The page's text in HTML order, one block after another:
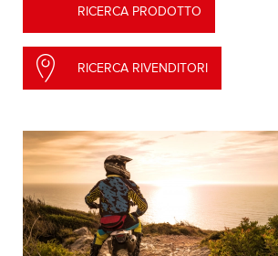
RICERCA PRODOTTO
RICERCA RIVENDITORI